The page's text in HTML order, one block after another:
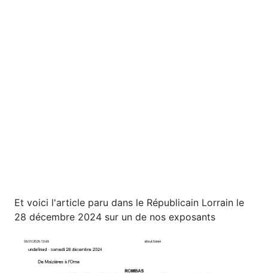
Et voici l'article paru dans le Républicain Lorrain le
28 décembre 2024 sur un de nos exposants